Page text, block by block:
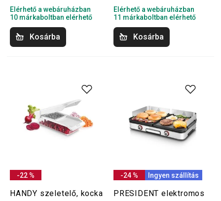
Elérhető a webáruházban
10 márkaboltban elérhető
Kosárba
Elérhető a webáruházban
11 márkaboltban elérhető
Kosárba
-22 %
HANDY szeletelő, kocka
-24 % Ingyen szállítás
PRESIDENT elektromos